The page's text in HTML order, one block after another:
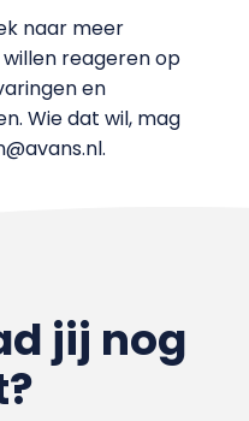
naar meer
reageren op
en
Wie dat wil, mag
jij nog